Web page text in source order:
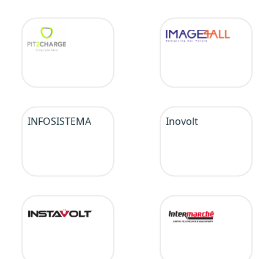
INFOSISTEMA Inovolt